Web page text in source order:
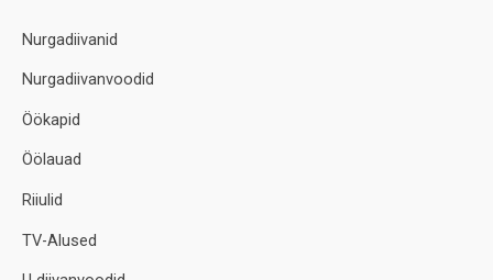
Nurgadiivanid
Nurgadiivanvoodid
Öökapid
Öölauad
Riiulid
TV-Alused